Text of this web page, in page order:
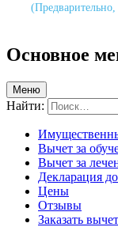
Основное
Меню
Найти:
Вычет за
Вычет за
Декларация
Цены
Отзывы
Заказать вычет